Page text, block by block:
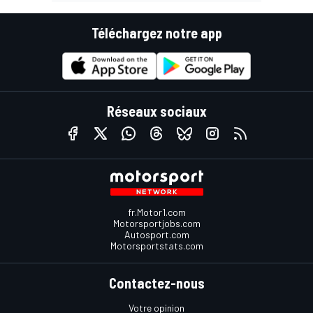
Téléchargez notre app
Réseaux sociaux
fr.Motor1.com
Motorsportjobs.com
Autosport.com
Motorsportstats.com
Contactez-nous
Votre opinion